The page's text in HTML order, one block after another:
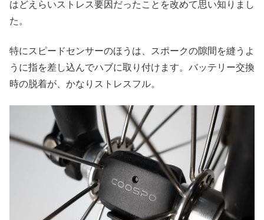
はどえらいストレス要因だったことを改めて思い知りまし
た。
特にスピードセンサーのほうは、スポークの隙間を縫うよ
うに指を差し込んでハブに取り付けます。バッテリー交換
時の脱着が、かなりストレスフル。